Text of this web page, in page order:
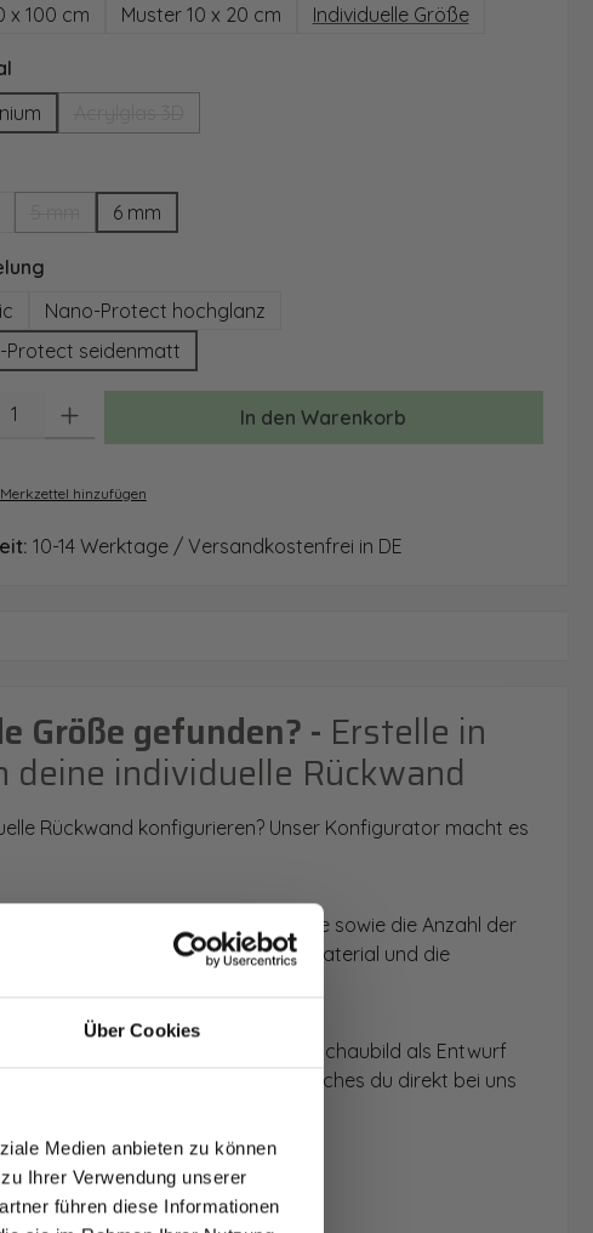
Über Cookies
Medien anbieten zu können
Ihrer Verwendung unserer
führen diese Informationen
x 100 cm
Muster 10 x 20 cm Individuelle Größe
auswählen
(Diese Option ist zurzeit nicht verfügbar.)
6 mm
auswählen
Nano-Protect hochglanz
Protect seidenmatt
Anzahl: Gib den gewünschten Wert ein oder benutze die Schaltflächen
In den Warenkorb
hinzufügen
10-14 Werktage / Versandkostenfrei in DE
Größe gefunden? - Erstelle in
deine individuelle Rückwand
Rückwand konfigurieren? Unser Konfigurator macht es
den Anwendungsbereich, die Größe sowie die Anzahl der
kannst du dein Wunschmotiv, das Material und die
werden dir die Rückwände im Schaubild als Entwurf
du dein individuelles Angebot, welches du direkt bei uns